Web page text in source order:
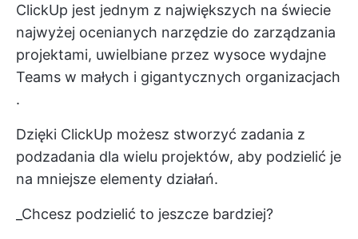
ClickUp jest jednym z największych na świecie
najwyżej ocenianych narzędzie do zarządzania
projektami, uwielbiane przez wysoce wydajne
Teams w małych i gigantycznych organizacjach
.
Dzięki ClickUp możesz stworzyć zadania z
podzadania dla wielu projektów, aby podzielić je
na mniejsze elementy działań.
_Chcesz podzielić to jeszcze bardziej?